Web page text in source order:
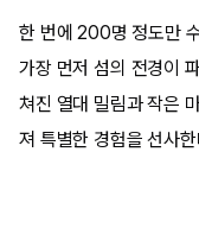
한 번에 200명 정도만
가장 먼저 섬의 전경이
쳐진 열대 밀림과 작은
져 특별한 경험을 선사